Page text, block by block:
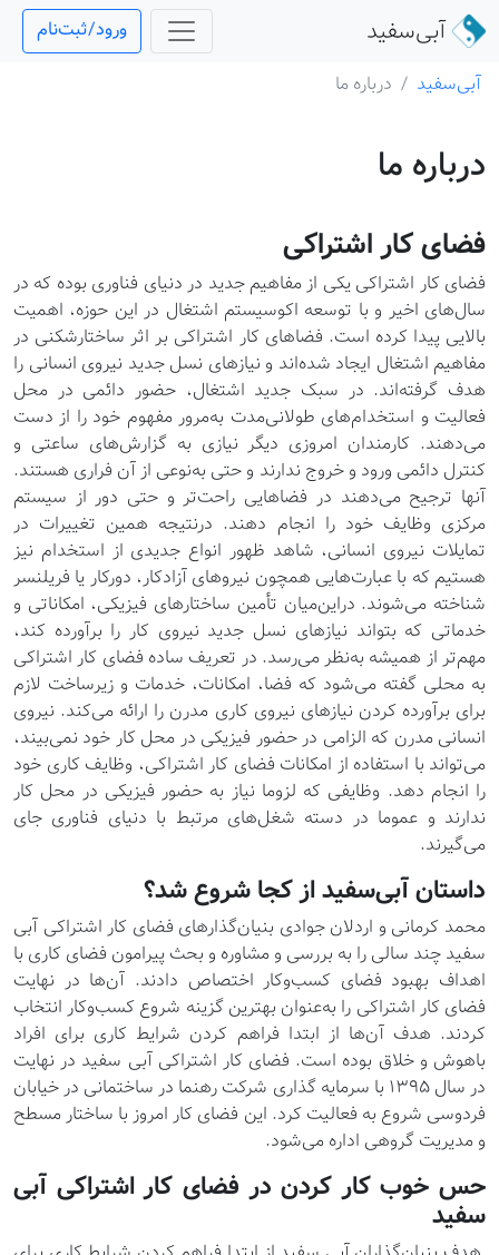
آبی‌سفید
ورود/ثبت‌نام
آبی‌سفید
درباره ما
درباره ما
فضای کار اشتراکی
فضای کار اشتراکی یکی از مفاهیم جدید در دنیای فناوری بوده که در
سال‌های اخیر و با توسعه اکوسیستم اشتغال در این حوزه، اهمیت
بالایی پیدا کرده است. فضاهای کار اشتراکی بر اثر ساختارشکنی در
مفاهیم اشتغال ایجاد شده‌اند و نیازهای نسل جدید نیروی انسانی را
هدف گرفته‌اند. در سبک جدید اشتغال، حضور دائمی در محل
فعالیت و استخدام‌های طولانی‌مدت به‌‌مرور مفهوم خود را از دست
می‌دهند. کارمندان امروزی دیگر نیازی به گزارش‌های ساعتی و
کنترل دائمی ورود و خروج ندارند و حتی به‌نوعی از آن فراری هستند.
آنها ترجیح می‌دهند در فضاهایی راحت‌تر و حتی دور از سیستم
مرکزی وظایف خود را انجام دهند. درنتیجه همین تغییرات در
تمایلات نیروی انسانی، شاهد ظهور انواع جدیدی از استخدام نیز
هستیم که با عبارت‌هایی همچون نیروهای آزادکار، دورکار یا فریلنسر
شناخته می‌شوند. دراین‌میان تأمین ساختارهای فیزیکی، امکاناتی و
خدماتی که بتواند نیازهای نسل جدید نیروی کار را برآورده کند،
مهم‌تر از همیشه به‌نظر می‌رسد. در تعریف ساده فضای کار اشتراکی
به محلی گفته می‌شود که فضا، امکانات، خدمات و زیرساخت لازم
برای برآورده کردن نیازهای نیروی کاری مدرن را ارائه می‌کند. نیروی
انسانی مدرن که الزامی در حضور فیزیکی در محل کار خود نمی‌بیند،
می‌تواند با استفاده از امکانات فضای کار اشتراکی، وظایف کاری خود
را انجام دهد. وظایفی که لزوما نیاز به حضور فیزیکی در محل کار
ندارند و عموما در دسته شغل‌های مرتبط با دنیای فناوری جای
می‌گیرند.
داستان آبی‌سفید از کجا شروع شد؟
محمد کرمانی و اردلان جوادی بنیان‌گذارهای فضای کار اشتراکی آبی
سفید چند سالی را به بررسی و مشاوره و بحث پیرامون فضای کاری با
اهداف بهبود فضای کسب‌وکار اختصاص دادند. آ‌ن‌ها در نهایت
فضای کار اشتراکی را به‌عنوان بهترین گزینه شروع کسب‌وکار انتخاب
کردند. هدف آن‌ها از ابتدا فراهم کردن شرایط کاری برای افراد
باهوش و خلاق بوده است. فضای کار اشتراکی آبی سفید در نهایت
در سال 1395 با سرمایه گذاری شرکت رهنما در ساختمانی در خیابان
فردوسی شروع به فعالیت کرد. این فضای کار امروز با ساختار مسطح
و مدیریت گروهی اداره می‌شود.
حس خوب کار کردن در فضای کار اشتراکی آبی
سفید